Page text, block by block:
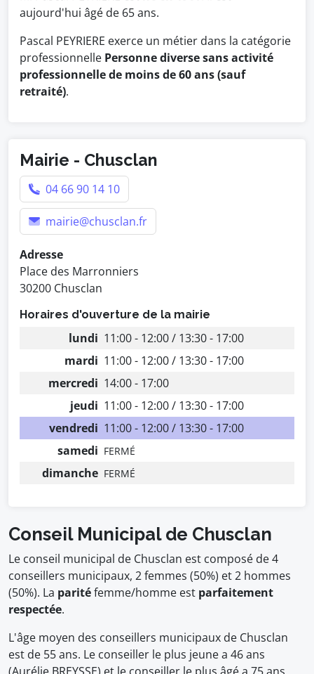
aujourd'hui âgé de 65 ans.
Pascal PEYRIERE exerce un métier dans la catégorie
professionnelle Personne diverse sans activité
professionnelle de moins de 60 ans (sauf
retraité).
Mairie - Chusclan
04 66 90 14 10
mairie@chusclan.fr
Adresse
Place des Marronniers
30200 Chusclan
Horaires d'ouverture de la mairie
lundi 11:00 - 12:00 / 13:30 - 17:00
mardi 11:00 - 12:00 / 13:30 - 17:00
mercredi 14:00 - 17:00
jeudi 11:00 - 12:00 / 13:30 - 17:00
vendredi 11:00 - 12:00 / 13:30 - 17:00
samedi FERMÉ
dimanche FERMÉ
Conseil Municipal de Chusclan
Le conseil municipal de Chusclan est composé de 4
conseillers municipaux, 2 femmes (50%) et 2 hommes
(50%). La paritéfemme/homme est parfaitement
respectée.
L'âge moyen des conseillers municipaux de Chusclan
est de 55 ans. Le conseiller le plus jeune a 46 ans